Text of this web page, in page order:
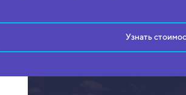
Узнать